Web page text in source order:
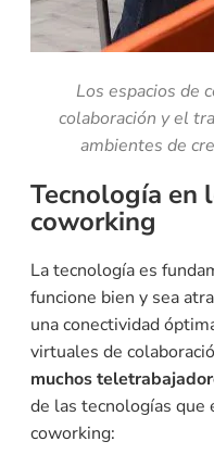
Los espacios de
colaboración y el
ambientes de
Tecnología en
coworking
La tecnología es
funcione bien y sea
una conectividad
virtuales de
muchos
de las tecnologías
coworking: